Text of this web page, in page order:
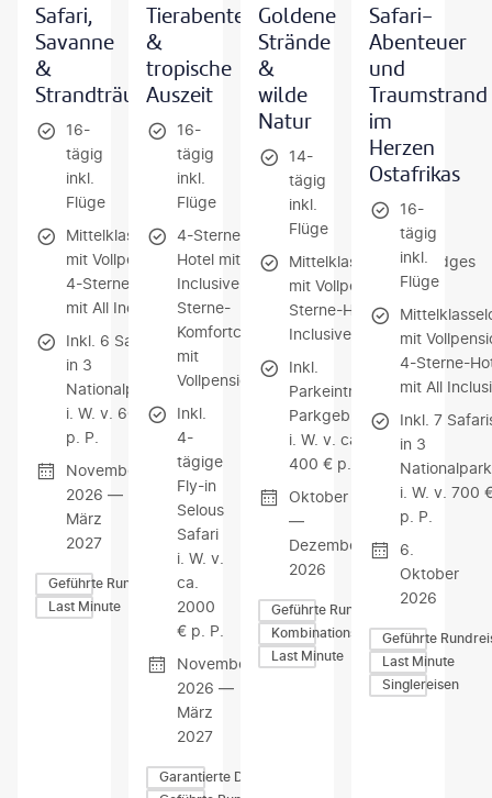
Safari,
Savanne
&
Strandträume
16-
tägig
inkl.
Flüge
Mittelklasselodges
mit Vollpension /
4-Sterne-Hotel
mit All Inclusive
Inkl. 6 Safaris
in 3
Nationalparks
i. W. v. 600 €
p. P.
November
2026 —
März
2027
Geführte Rundreisen
Last Minute
Tierabenteuer
&
tropische
Auszeit
16-
tägig
inkl.
Flüge
4-Sterne-
Hotel mit All
Inclusive / 3-
Sterne-
Komfortcamp
mit
Vollpension
Inkl.
4-
tägige
Fly-in
Selous
Safari
i. W. v.
ca.
2000
€ p. P.
November
2026 —
März
2027
Garantierte Durchführung
Goldene
Strände
&
wilde
Natur
14-
tägig
inkl.
Flüge
Mittelklassehotels/Lodges
mit Vollpension / 4-
Sterne-Hotel mit All
Inclusive
Inkl.
Parkeintritte &
Parkgebühren
i. W. v. ca.
400 € p. P.
Oktober
—
Dezember
2026
Geführte Rundreisen
Kombinationsreisen
Last Minute
Safari-
Abenteuer
und
Traumstrand
im
Herzen
Ostafrikas
16-
tägig
inkl.
Flüge
mit
4-Sterne-
mit All
Inkl. 7
in 3
i. W. v. 700
p. P.
6.
Oktober
2026
Geführte
Last Minute
Singlereisen